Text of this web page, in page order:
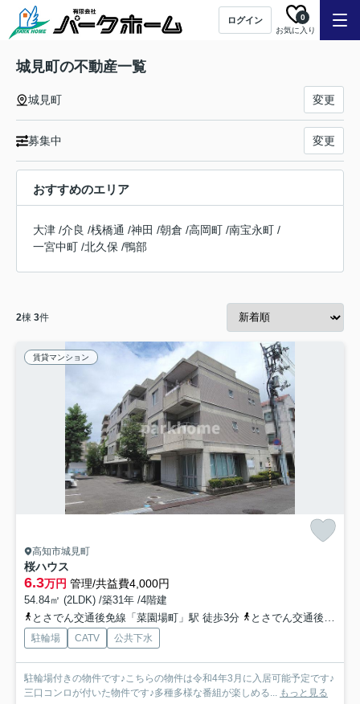
ログイン
お気に入り
0
城見町の不動産一覧
城見町 変更
募集中 変更
おすすめのエリア
大津 /介良 /桟橋通 /神田 /朝倉 /高岡町 /南宝永町 /
一宮中町 /北久保 /鴨部
2棟 3件
賃貸マンション
高知市城見町
桜ハウス
6.3万円 管理/共益費4,000円
54.84㎡ (2LDK) /築31年 /4階建
とさでん交通後免線「菜園場町」駅 徒歩3分
とさでん交通後免線「宝永町」駅 徒歩5分
駐輪場 CATV 公共下水
駐輪場付きの物件です♪こちらの物件は令和4年3月に入居可能予定です♪
三口コンロが付いた物件です♪多種多様な番組が楽しめる... もっと見る